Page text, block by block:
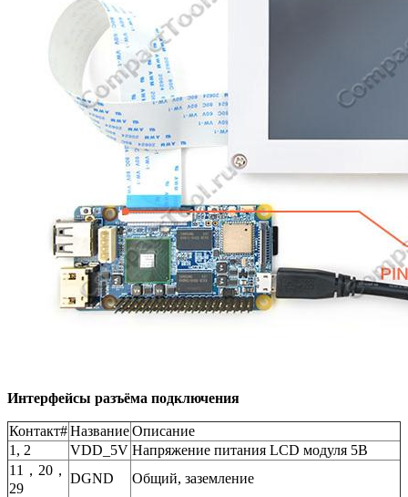
Интерфейсы разъёма подключения
Контакт#НазваниеОписание
1, 2
VDD_5V Напряжение питания LCD модуля 5В
11，20，
29
DGND Общий, заземление